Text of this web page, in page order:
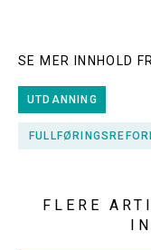
SE MER INNHOLD
UTDANNING
FLERE